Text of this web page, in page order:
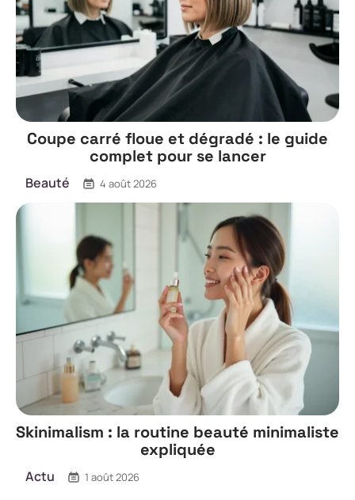
Coupe carré floue et dégradé : le guide
complet pour se lancer
Beauté 4 août 2026
Skinimalism : la routine beauté minimaliste
expliquée
Actu 1 août 2026